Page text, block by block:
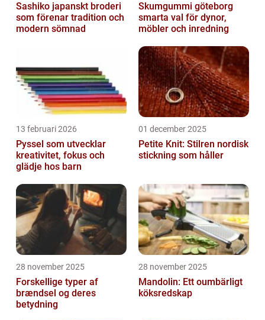
Sashiko japanskt broderi
som förenar tradition och
modern sömnad
Skumgummi göteborg
smarta val för dynor,
möbler och inredning
13 februari 2026
Pyssel som utvecklar
kreativitet, fokus och
glädje hos barn
01 december 2025
Petite Knit: Stilren nordisk
stickning som håller
28 november 2025
Forskellige typer af
brændsel og deres
betydning
28 november 2025
Mandolin: Ett oumbärligt
köksredskap